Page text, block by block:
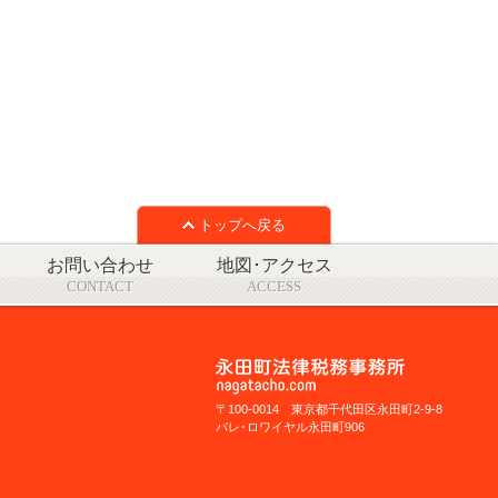
お問い合わせ
CONTACT
地図･アクセス
ACCESS
トップへ戻る
〒100-0014 東京都千代田区永田町2-9-8
パレ･ロワイヤル永田町906